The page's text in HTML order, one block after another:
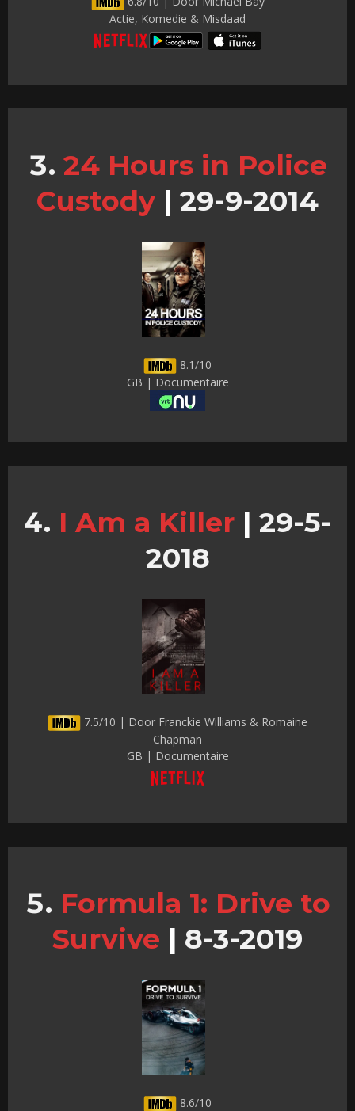
Actie, Komedie & Misdaad
24 Hours in Police
Custody | 29-9-2014
8.1/10
GB | Documentaire
I Am a Killer | 29-5-
2018
7.5/10 | Door Franckie Williams & Romaine
Chapman
GB | Documentaire
Formula 1: Drive to
Survive | 8-3-2019
8.6/10